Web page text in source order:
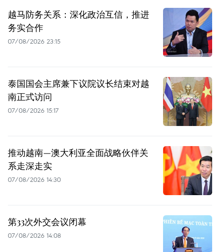
越马防务关系：深化政治互信，推进
务实合作
07/08/2026 23:15
泰国国会主席兼下议院议长结束对越
南正式访问
07/08/2026 15:17
推动越南—澳大利亚全面战略伙伴关
系走深走实
07/08/2026 14:30
第33次外交会议闭幕
07/08/2026 14:08